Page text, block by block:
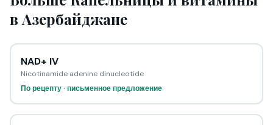
в Азербайджане
NAD+ IV
Nicotinamide adenine dinucleotide
По рецепту · письменное предложение